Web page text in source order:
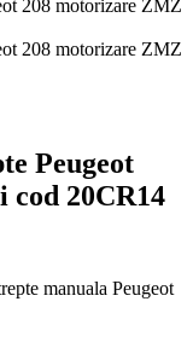
Peugeot
20CR14
manuala Peugeot